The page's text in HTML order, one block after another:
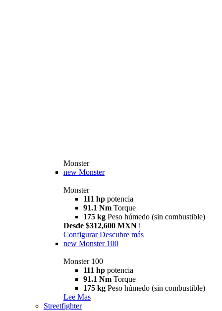
Monster
new Monster
Monster
111 hp potencia
91.1 Nm Torque
175 kg Peso húmedo (sin combustible)
Desde $312,600 MXN i
Configurar Descubre más
new Monster 100
Monster 100
111 hp potencia
91.1 Nm Torque
175 kg Peso húmedo (sin combustible)
Lee Mas
Streetfighter